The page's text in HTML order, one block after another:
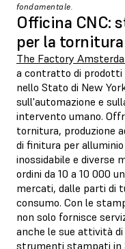
fondamentale.
Officina CNC:
per la tornitura
The Factory
a contratto di prodotti
nello Stato di New
sull'automazione e
intervento umano.
tornitura, produzione
di finitura per
inossidabile e diverse
ordini da 10 a 10 000
mercati, dalle parti di
consumo. Con le
non solo fornisce
anche le sue attività
strumenti stampati in